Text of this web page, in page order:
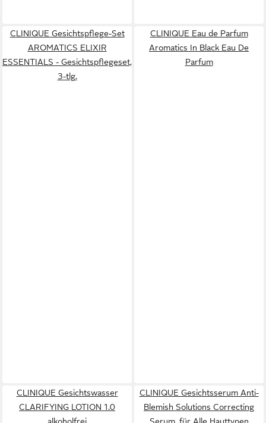
CLINIQUE Gesichtspflege-Set
AROMATICS ELIXIR
ESSENTIALS - Gesichtspflegeset,
3-tlg.
CLINIQUE Eau de Parfum
Aromatics In Black Eau De
Parfum
CLINIQUE Gesichtswasser
CLARIFYING LOTION 1.0
alkoholfrei
CLINIQUE Gesichtsserum Anti-
Blemish Solutions Correcting
Serum, für Alle Hauttypen